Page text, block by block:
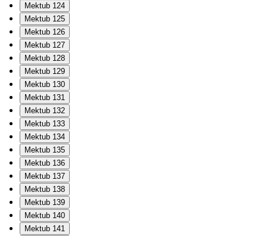
Mektub 124
Mektub 125
Mektub 126
Mektub 127
Mektub 128
Mektub 129
Mektub 130
Mektub 131
Mektub 132
Mektub 133
Mektub 134
Mektub 135
Mektub 136
Mektub 137
Mektub 138
Mektub 139
Mektub 140
Mektub 141